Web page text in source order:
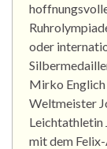
oder
Mirko Englich
Weltmeister
Leichtathletin
mit dem